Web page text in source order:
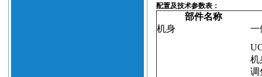
配置及技术参数表：
部件名称
机身
一
机
调